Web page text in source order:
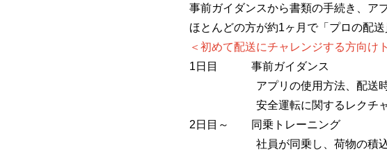
事前ガイダンスから書類の手続き、ア
ほとんどの方が約1ヶ月で「プロの配
＜初めて配送にチャレンジする方向け
1日目 事前ガイダンス
アプリの使用方法、配送時の
安全運転に関するレクチャー
2日目～ 同乗トレーニング
社員が同乗し、荷物の積込